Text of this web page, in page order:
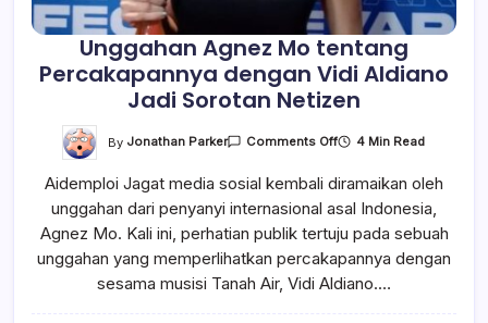
Unggahan Agnez Mo tentang
Percakapannya dengan Vidi Aldiano
Jadi Sorotan Netizen
By Jonathan Parker Comments OffOn
Mo
Percakapannya
Dengan
Vidi
Aldiano
Jadi
Sorotan
4 Min Read
Aidemploi Jagat media sosial kembali diramaikan oleh
unggahan dari penyanyi internasional asal Indonesia,
Agnez Mo. Kali ini, perhatian publik tertuju pada sebuah
unggahan yang memperlihatkan percakapannya dengan
sesama musisi Tanah Air, Vidi Aldiano.…